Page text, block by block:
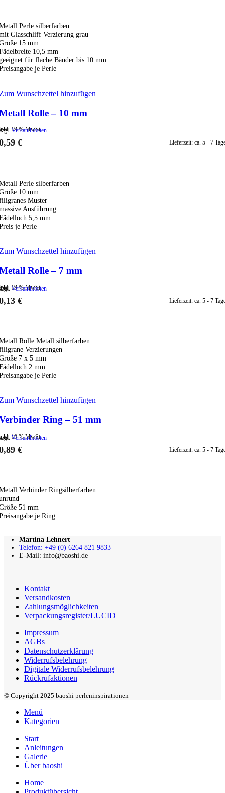
Perle silberfarben
Glasschliff Verzierung grau
15 mm
10,5 mm
für flache Bänder bis 10 mm
je Perle
Wunschzettel hinzufügen
Rolle – 10 mm
19 % MwSt.
Versandkosten
€ Lieferzeit: ca. 5 - 7
Perle silberfarben
10 mm
Muster
Ausführung
5,5 mm
je Perle
Wunschzettel hinzufügen
Rolle – 7 mm
19 % MwSt.
Versandkosten
€ Lieferzeit: ca. 5 - 7
Rolle Metall silberfarben
Verzierungen
7 x 5 mm
2 mm
je Perle
Wunschzettel hinzufügen
Ring – 51 mm
19 % MwSt.
Versandkosten
€ Lieferzeit: ca. 5 - 7
Verbinder Ringsilberfarben
51 mm
je Ring
Martina Lehnert
Telefon: +49 (0) 6264 821 9833
E-Mail: info@baoshi.de
Kontakt
Versandkosten
Zahlungsmöglichkeiten
Verpackungsregister/LUCID
Impressum
AGBs
Datenschutzerklärung
Widerrufsbelehrung
Digitale Widerrufsbelehrung
Rückrufaktionen
© Copyright 2025 baoshi perleninspirationen
Menü
Kategorien
Start
Anleitungen
Galerie
Über baoshi
Home